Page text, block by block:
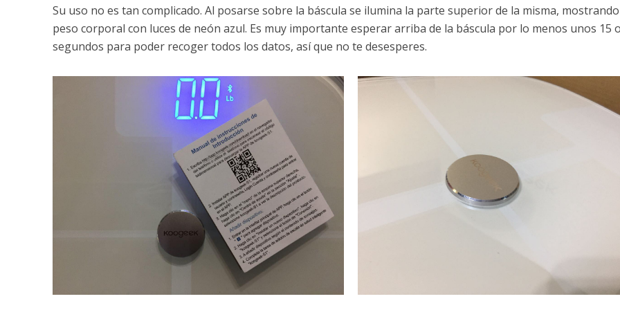
Su uso no es tan complicado. Al posarse sobre la báscula se ilumina la parte superior de la misma,
peso corporal con luces de neón azul. Es muy importante esperar arriba de la báscula por lo menos unos 15
segundos para poder recoger todos los datos, así que no te desesperes.